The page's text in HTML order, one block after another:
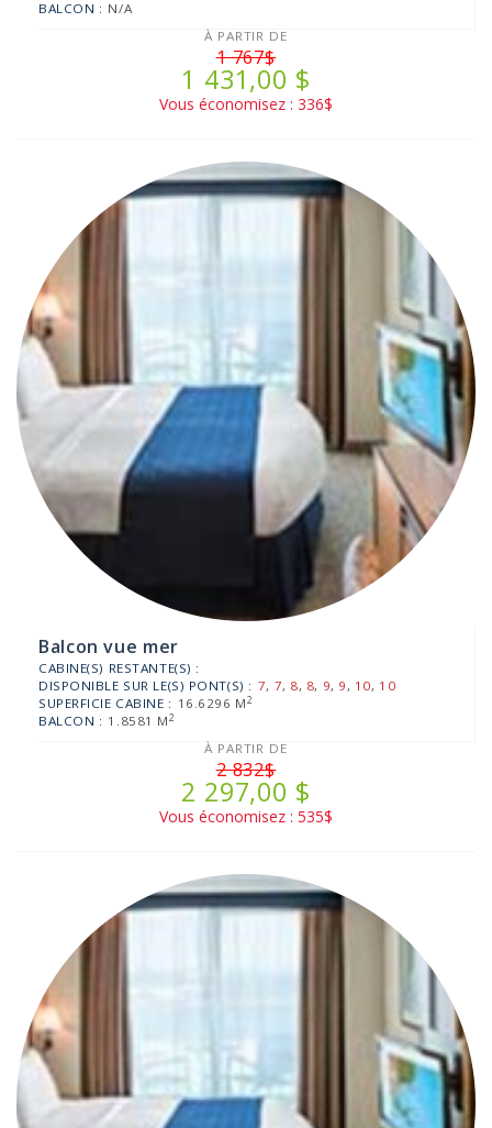
BALCON : N/A
À PARTIR DE
1 767$
1 431,00 $
Vous économisez : 336$
Balcon vue mer
CABINE(S) RESTANTE(S) :
DISPONIBLE SUR LE(S) PONT(S) : 7, 7, 8, 8, 9, 9, 10, 10
SUPERFICIE CABINE : 16.6296 M2
BALCON : 1.8581 M2
À PARTIR DE
2 832$
2 297,00 $
Vous économisez : 535$